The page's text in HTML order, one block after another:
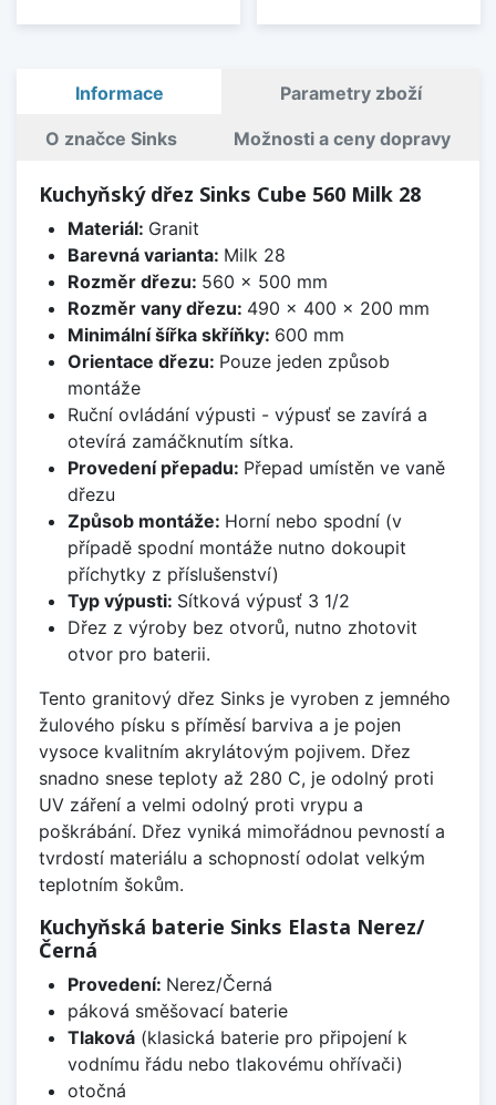
Informace Parametry zboží
O značce Sinks Možnosti a ceny dopravy
Kuchyňský dřez Sinks Cube 560 Milk 28
Materiál: Granit
Barevná varianta: Milk 28
Rozměr dřezu: 560 x 500 mm
Rozměr vany dřezu: 490 x 400 x 200 mm
Minimální šířka skříňky: 600 mm
Orientace dřezu: Pouze jeden způsob
montáže
Ruční ovládání výpusti - výpusť se zavírá a
otevírá zamáčknutím sítka.
Provedení přepadu: Přepad umístěn ve vaně
dřezu
Způsob montáže: Horní nebo spodní (v
případě spodní montáže nutno dokoupit
příchytky z příslušenství)
Typ výpusti: Sítková výpusť 3 1/2
Dřez z výroby bez otvorů, nutno zhotovit
otvor pro baterii.
Tento granitový dřez Sinks je vyroben z jemného
žulového písku s příměsí barviva a je pojen
vysoce kvalitním akrylátovým pojivem. Dřez
snadno snese teploty až 280 C, je odolný proti
UV záření a velmi odolný proti vrypu a
poškrábání. Dřez vyniká mimořádnou pevností a
tvrdostí materiálu a schopností odolat velkým
teplotním šokům.
Kuchyňská baterie Sinks Elasta Nerez/
Černá
Provedení: Nerez/Černá
páková směšovací baterie
Tlaková(klasická baterie pro připojení k
vodnímu řádu nebo tlakovému ohřívači)
otočná